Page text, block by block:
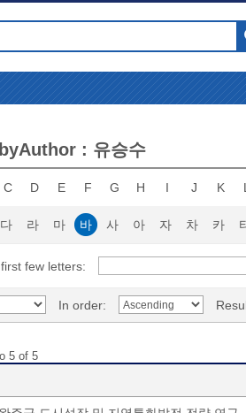
: 유승수
C D E F G H I J K L
다 라 마 바 사 아 자 차 카
few letters:
In order:
5 of 5